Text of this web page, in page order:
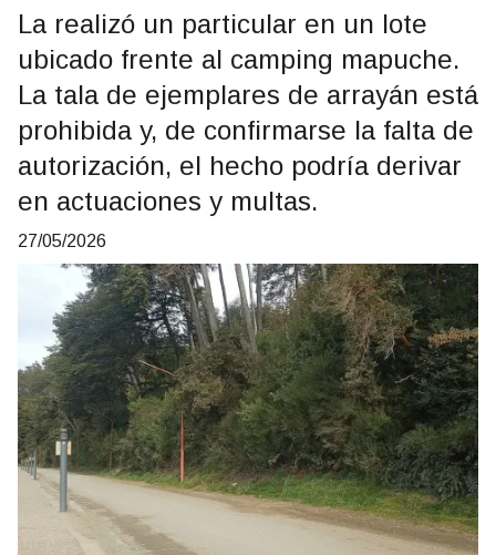
La realizó un particular en un lote
ubicado frente al camping mapuche.
La tala de ejemplares de arrayán está
prohibida y, de confirmarse la falta de
autorización, el hecho podría derivar
en actuaciones y multas.
27/05/2026